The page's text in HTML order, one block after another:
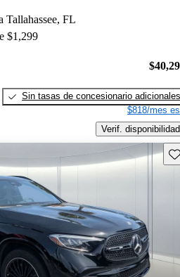
Tallahassee, FL
$1,299
Sin tasas de concesionario adicionales
$818/mes
Verif. disponibilidad